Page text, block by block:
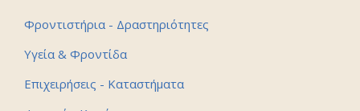
Φροντιστήρια - Δραστηριότητες
Υγεία & Φροντίδα
Επιχειρήσεις - Καταστήματα